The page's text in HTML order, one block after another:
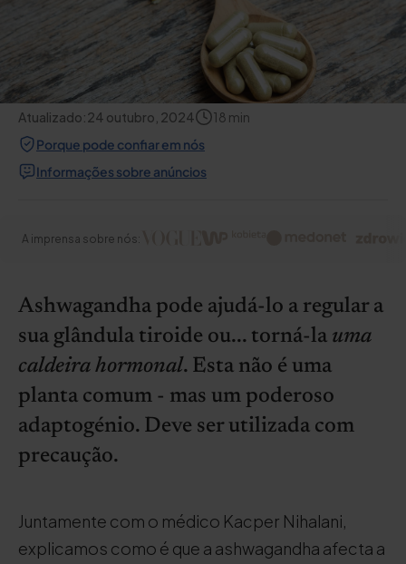
Atualizado:24 outubro, 2024 18 min
Porque pode confiar em nós
Informações sobre anúncios
A imprensa sobre nós:
Ashwagandha pode ajudá-lo a regular a
sua glândula tiroide ou... torná-la uma
caldeira hormonal. Esta não é uma
planta comum - mas um poderoso
adaptogénio. Deve ser utilizada com
precaução.
Juntamente com o médico Kacper Nihalani,
explicamos como é que a ashwagandha afecta a